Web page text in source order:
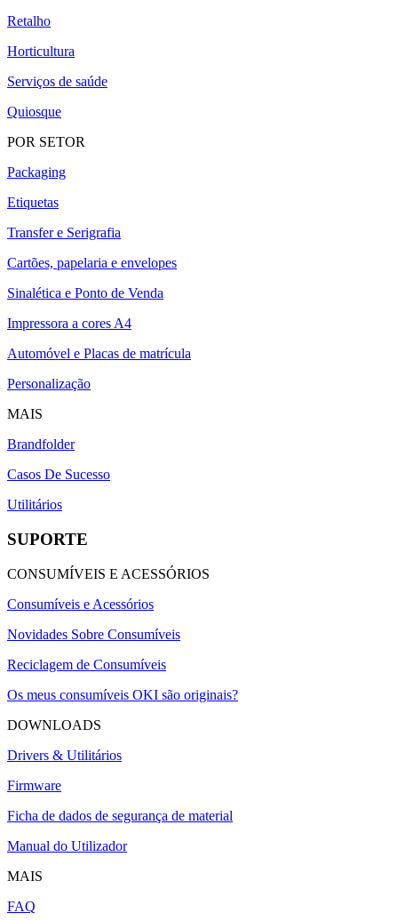
Retalho
Horticultura
Serviços de saúde
Quiosque
POR SETOR
Packaging
Etiquetas
Transfer e Serigrafia
Cartões, papelaria e envelopes
Sinalética e Ponto de Venda
Impressora a cores A4
Automóvel e Placas de matrícula
Personalização
MAIS
Brandfolder
Casos De Sucesso
Utilitários
SUPORTE
CONSUMÍVEIS E ACESSÓRIOS
Consumíveis e Acessórios
Novidades Sobre Consumíveis
Reciclagem de Consumíveis
Os meus consumíveis OKI são originais?
DOWNLOADS
Drivers & Utilitários
Firmware
Ficha de dados de segurança de material
Manual do Utilizador
MAIS
FAQ